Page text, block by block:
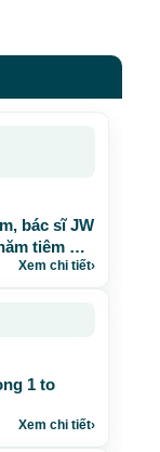
bác sĩ JW
tiêm mỡ
Xem chi tiết›
1 to
Xem chi tiết›